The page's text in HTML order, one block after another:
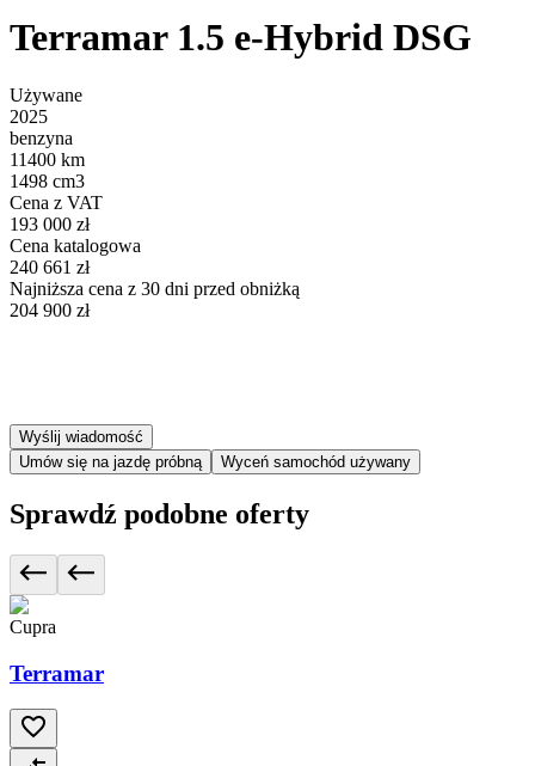
Terramar 1.5 e-Hybrid DSG
Używane
2025
benzyna
11400 km
1498 cm3
Cena z VAT
193 000 zł
Cena katalogowa
240 661 zł
Najniższa cena z 30 dni przed obniżką
204 900 zł
Wyślij wiadomość
Umów się na jazdę próbną
Wyceń samochód używany
Sprawdź podobne oferty
Cupra
Terramar